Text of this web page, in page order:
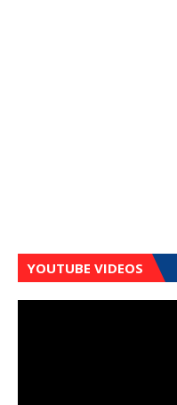
YOUTUBE VIDEOS